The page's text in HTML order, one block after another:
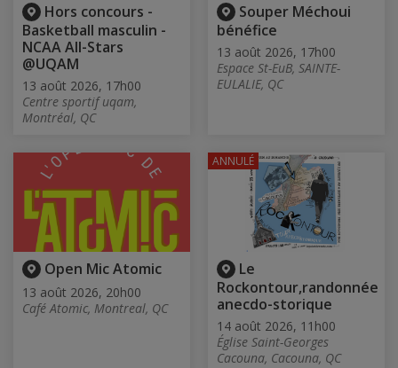
Hors concours -
Basketball masculin -
NCAA All-Stars
@UQAM
13 août 2026, 17h00
Centre sportif uqam,
Montréal, QC
Souper Méchoui
bénéfice
13 août 2026, 17h00
Espace St-EuB, SAINTE-
EULALIE, QC
Open Mic Atomic
13 août 2026, 20h00
Café Atomic, Montreal, QC
Le
Rockontour,randonnée
anecdo-storique
14 août 2026, 11h00
Église Saint-Georges
Cacouna, Cacouna, QC
ANNULÉ